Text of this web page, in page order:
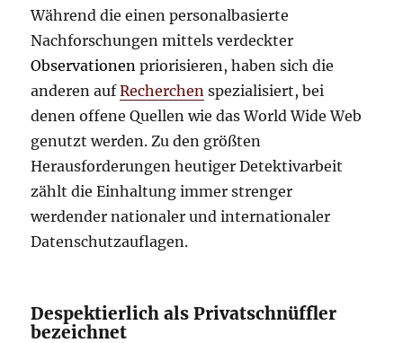
Während die einen personalbasierte
Nachforschungen mittels verdeckter
Observationen priorisieren, haben sich die
anderen aufRecherchen spezialisiert, bei
denen offene Quellen wie das World Wide Web
genutzt werden. Zu den größten
Herausforderungen heutiger Detektivarbeit
zählt die Einhaltung immer strenger
werdender nationaler und internationaler
Datenschutzauflagen.
Despektierlich als Privatschnüffler
bezeichnet